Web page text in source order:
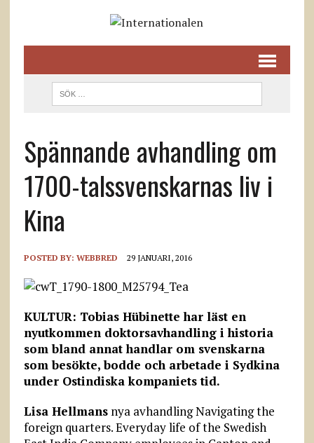
Spännande avhandling om
1700-talssvenskarnas liv i
Kina
POSTED BY: WEBBRED 29 JANUARI, 2016
KULTUR: Tobias Hübinette har läst en
nyutkommen doktorsavhandling i historia
som bland annat handlar om svenskarna
som besökte, bodde och arbetade i Sydkina
under Ostindiska kompaniets tid.
Lisa Hellmansnya avhandling Navigating the
foreign quarters. Everyday life of the Swedish